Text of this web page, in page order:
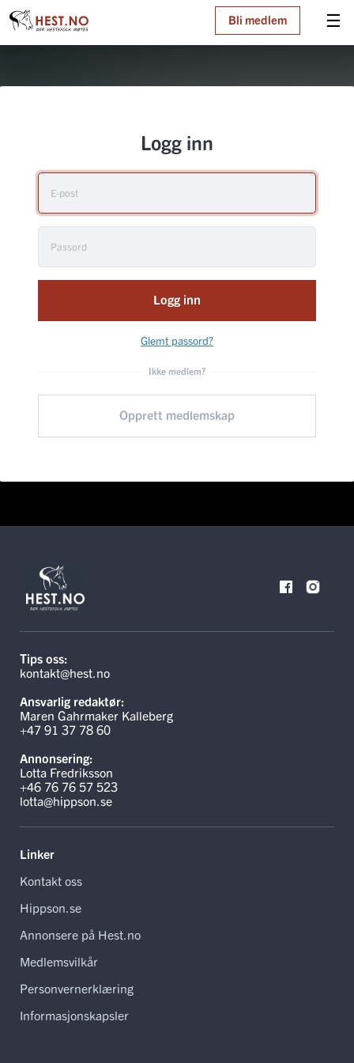
☰
Bli medlem
Logg inn
Logg inn
Glemt passord?
Ikke medlem?
Opprett medlemskap
Tips oss:
kontakt@hest.no
Ansvarlig redaktør:
Maren Gahrmaker Kalleberg
+47 91 37 78 60
Annonsering:
Lotta Fredriksson
+46 76 76 57 523
lotta@hippson.se
Linker
Kontakt oss
Hippson.se
Annonsere på Hest.no
Medlemsvilkår
Personvernerklæring
Informasjonskapsler